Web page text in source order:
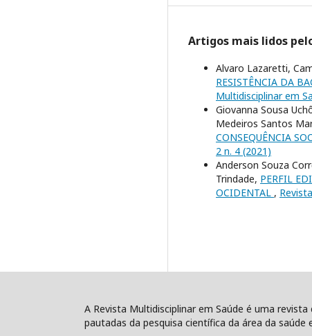
Artigos mais lidos
Alvaro Lazaretti,
RESISTÊNCIA DA
Multidisciplinar em
Giovanna Sousa
Medeiros Santos
CONSEQUÊNCIA
2 n. 4 (2021)
Anderson Souza
Trindade, PERFIL
OCIDENTAL ,
A Revista Multidisciplinar em Saúde é uma
pautadas da pesquisa científica da área da saúde